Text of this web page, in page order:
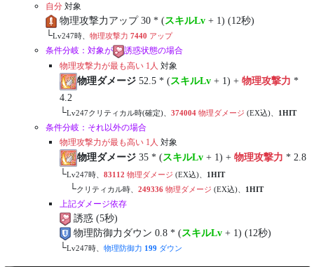
自分 対象
物理攻撃力アップ 30 * (スキルLv + 1) (12秒)
└Lv247時、 物理攻撃力 7440 アップ
条件分岐：対象が
誘惑状態の場合
物理攻撃力が最も高い 1人 対象
物理ダメージ 52.5 * (スキルLv + 1) + 物理攻撃力 *
4.2
└Lv247クリティカル時(確定)、 374004 物理ダメージ (EX込)、 1HIT
条件分岐：それ以外の場合
物理攻撃力が最も高い 1人 対象
物理ダメージ 35 * (スキルLv + 1) + 物理攻撃力 * 2.8
└Lv247時、 83112 物理ダメージ (EX込)、 1HIT
└クリティカル時、 249336 物理ダメージ (EX込)、 1HIT
上記ダメージ依存
誘惑 (5秒)
物理防御力ダウン 0.8 * (スキルLv + 1) (12秒)
└Lv247時、 物理防御力 199 ダウン